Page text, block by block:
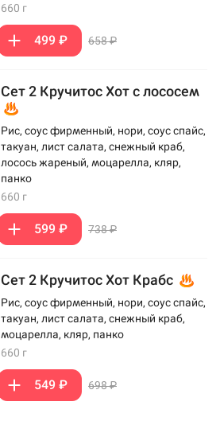
660 г
499 ₽ 658 ₽
Сет 2 Кручитос Хот с лососем
Рис, соус фирменный, нори, соус спайс,
такуан, лист салата, снежный краб,
лосось жареный, моцарелла, кляр,
панко
660 г
599 ₽ 738 ₽
Сет 2 Кручитос Хот Крабс
Рис, соус фирменный, нори, соус спайс,
такуан, лист салата, снежный краб,
моцарелла, кляр, панко
660 г
549 ₽ 698 ₽